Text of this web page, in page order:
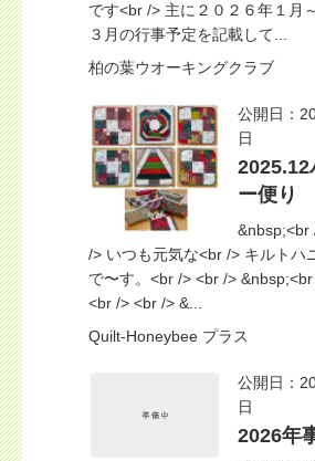
です<br /> 主に２０２６年１月
３月の行事予定を記載して...
柏の葉ウオーキングクラブ
公開日：
日
2025.12
ー便り
&nbsp;<br
/> いつも元気な<br /> キルトハ
で〜す。<br /> <br /> &nbsp;<br
<br /> <br /> &...
Quilt-Honeybee プラス
公開日：
日
2026年